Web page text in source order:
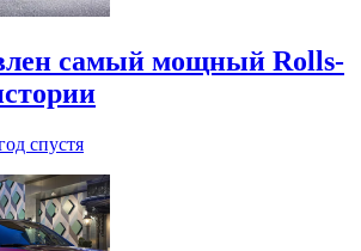
самый мощный Rolls-
спустя